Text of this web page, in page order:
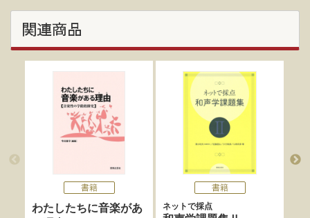
関連商品
書籍
わたしたちに音楽があ
書籍
ネットで採点